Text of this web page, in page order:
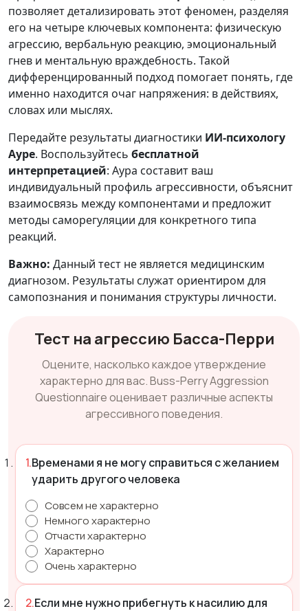
позволяет детализировать этот феномен, разделяя
его на четыре ключевых компонента: физическую
агрессию, вербальную реакцию, эмоциональный
гнев и ментальную враждебность. Такой
дифференцированный подход помогает понять, где
именно находится очаг напряжения: в действиях,
словах или мыслях.
Передайте результаты диагностики ИИ-психологу
Ауре. Воспользуйтесь бесплатной
интерпретацией: Аура составит ваш
индивидуальный профиль агрессивности, объяснит
взаимосвязь между компонентами и предложит
методы саморегуляции для конкретного типа
реакций.
Важно: Данный тест не является медицинским
диагнозом. Результаты служат ориентиром для
самопознания и понимания структуры личности.
Тест на агрессию Басса-Перри
Оцените, насколько каждое утверждение
характерно для вас. Buss-Perry Aggression
Questionnaire оценивает различные аспекты
агрессивного поведения.
Временами я не могу справиться с желанием
ударить другого человека
Совсем не характерно
Немного характерно
Отчасти характерно
Характерно
Очень характерно
Если мне нужно прибегнуть к насилию для